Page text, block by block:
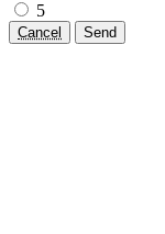
5
Cancel Send